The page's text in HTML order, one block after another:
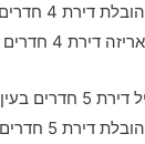
נקובא – בין 1990-3090 ש"ח
– בין 1430-2000 ש"ח
הובלה כולל אריזה?
נקובא – בין 3160-4110 ש"ח